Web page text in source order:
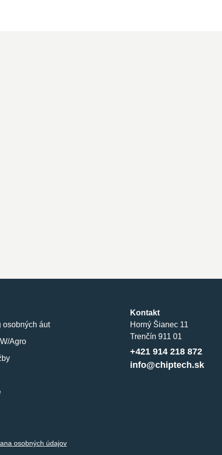
osobných áut
Agro
Kontakt
Horný Šianec 11
Trenčín 911 01
+421 914 218 872
info@chiptech.sk
osobných údajov